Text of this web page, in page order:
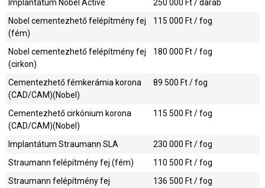
250 000 Ft / darab
Implantátum Nobel Active
115 000 Ft / fog
Nobel cementezhető felépítmény fej
(fém)
180 000 Ft / fog
Nobel cementezhető felépítmény fej
(cirkon)
89 500 Ft / fog
Cementezhető fémkerámia korona
(CAD/CAM)(Nobel)
115 500 Ft / fog
Cementezhető cirkónium korona
(CAD/CAM)(Nobel)
230 000 Ft / fog
Implantátum Straumann SLA
110 500 Ft / fog
Straumann felépítmény fej (fém)
136 500 Ft / fog
Straumann felépítmény fej